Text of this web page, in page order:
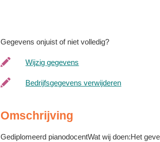
Gegevens onjuist of niet volledig?
Wijzig gegevens
Bedrijfsgegevens verwijderen
Omschrijving
Gediplomeerd pianodocentWat wij doen:Het